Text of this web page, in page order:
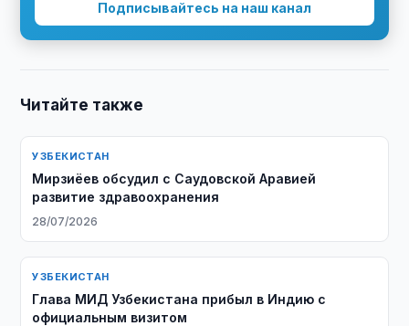
Подписывайтесь на наш канал
Читайте также
УЗБЕКИСТАН
Мирзиёев обсудил с Саудовской Аравией
развитие здравоохранения
28/07/2026
УЗБЕКИСТАН
Глава МИД Узбекистана прибыл в Индию с
официальным визитом